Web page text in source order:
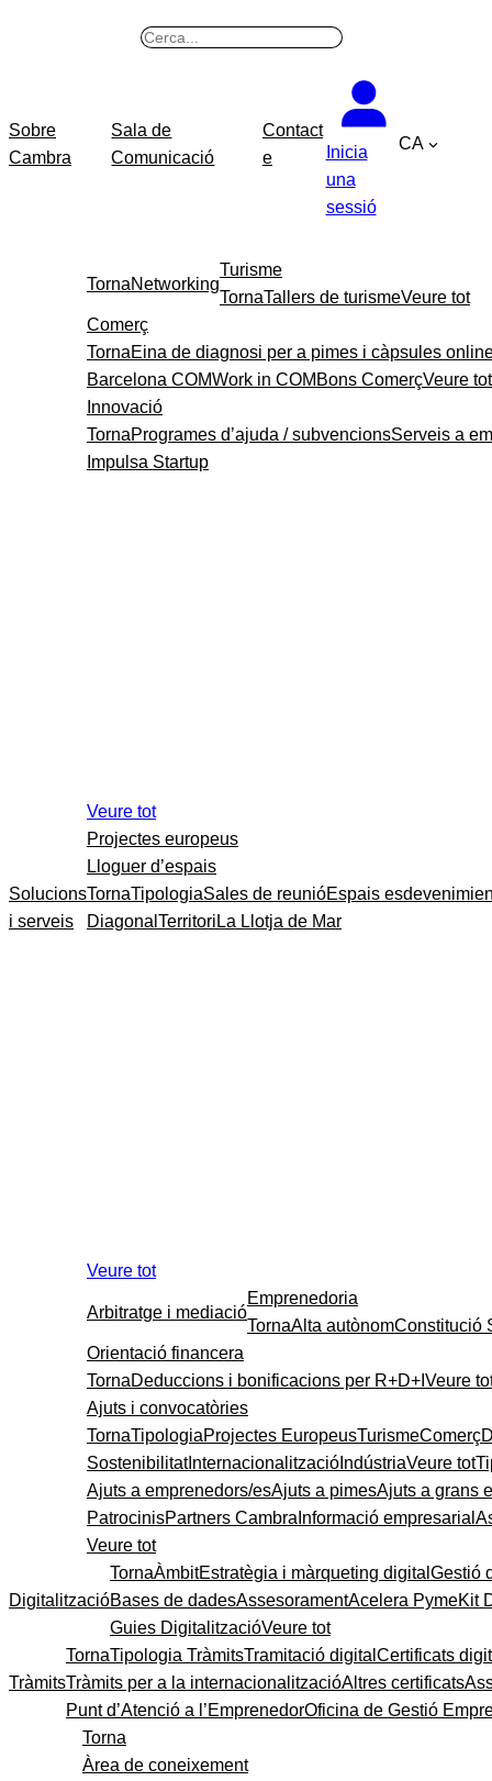
B
Sobre
Cambra
Sala de
Comunicació
Contact
e
Inicia
una
sessió
CA
Solucions
i serveis
TornaNetworking
Turisme
TornaTallers de turismeVeure tot
Comerç
TornaEina de diagnosi per a pimes i càpsules
Barcelona COMWork in COM Bons ComerçVeure tot
Innovació
TornaProgrames d’ajuda / subvencionsServeis a
Impulsa Startup
Veure tot
Projectes europeus
Lloguer d’espais
TornaTipologiaSales de reunióEspais
Diagonal Territori La Llotja de Mar
Veure tot
Arbitratge i mediació
Emprenedoria
TornaAlta autònomConstitució
Orientació financera
TornaDeduccions i bonificacions per R+D+I Veure
Ajuts i convocatòries
TornaTipologiaProjectes EuropeusTurismeComerç
SostenibilitatInternacionalització IndústriaVeure tot
Ajuts a emprenedors/esAjuts a pimesAjuts a grans
PatrocinisPartners Cambra Informació empresarial
Veure tot
Digitalització
TornaÀmbitEstratègia i màrqueting digital Gestió
Bases de dadesAssesoramentAcelera PymeKit
Guies DigitalitzacióVeure tot
Tràmits
TornaTipologia TràmitsTramitació digital Certificats
Tràmits per a la internacionalitzacióAltres certificats
Punt d’Atenció a l’EmprenedorOficina de Gestió
Torna
Àrea de coneixement